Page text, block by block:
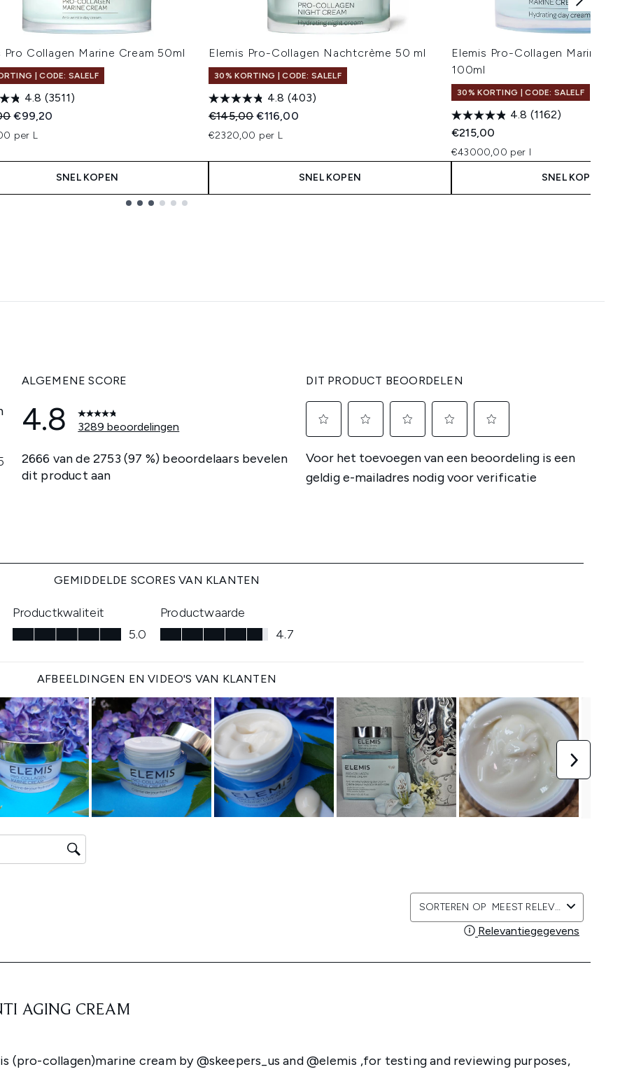
Pro Collagen Marine Cream 50ml
| CODE: SALELF
4.8 (3511)
Retail Price:
Huidige prijs:
€99,20
per L
SNEL KOPEN
Elemis Pro-Collagen Nachtcrème 50 ml
30% KORTING | CODE: SALELF
4.8 (403)
Recommended Retail Price:
€145,00Huidige prijs:
€116,00
€2320,00 per L
SNEL KOPEN
Elemis Pro-Collagen Marine
100ml
30% KORTING | CODE: SALELF
4.8 (1162)
€215,00
€43000,00 per l
SNEL KOPEN